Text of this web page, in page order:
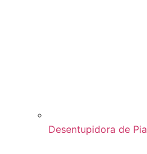
Desentupidora de Pia